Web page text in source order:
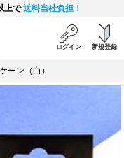
上で送料当社負担！
ログイン 新規登録
ーン（白）